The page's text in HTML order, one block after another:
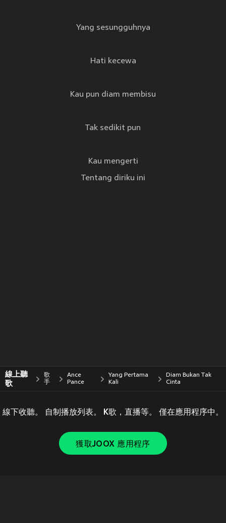
Yang sesungguhnya
Hati kecewa
Kau pun diam membisu
Tak sedikit pun
Kau mengerti
Tentang diriku ini
線上聽
歌
歌
手
Ance
Pance
Yang Pertama
Kali
Diam Bukan Tak
Cinta
線下收聽。 自制播放列表。 K歌，直播等。 僅在應用程序中。
獲取JOOX 應用程序